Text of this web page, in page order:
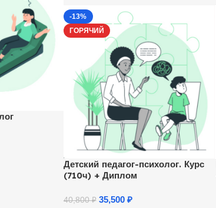
-13%
ГОРЯЧИЙ
Детский педагог-психолог. Курс
(710ч) + Диплом
40,800₽ 35,500 ₽